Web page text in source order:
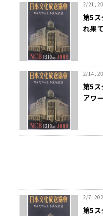
2/21,
第5
れ果
2/14,
第5
アワ
2/7,
第5